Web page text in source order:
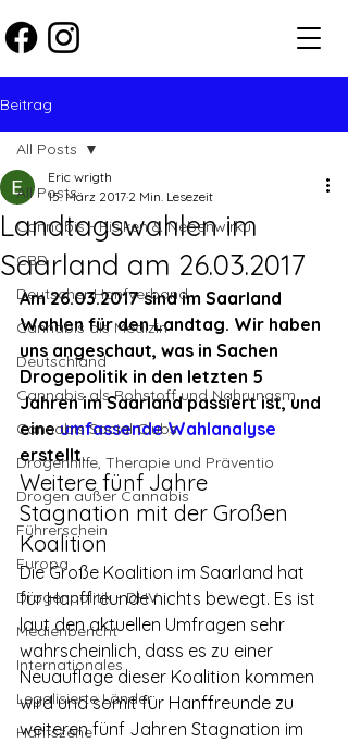
Beitrag
All Posts
Cannabis - Risiken & Nebenwirku
CBD
Deutscher Hanfverband
Cannabis als Medizin
Deutschland
Cannabis als Rohstoff und Nahrungsm
Cannabis Social Clubs
Drogenhilfe, Therapie und Präventio
Drogen außer Cannabis
Führerschein
Europa
Drogenpolitik - DHV
Medienbericht
Internationales
Legalisierte Länder
Hanfszene
All Posts
Landtagswahlen im
Saarland am 26.03.2017
Eric wrigth
15. März 2017 2 Min. Lesezeit
Am 26.03.2017 sind im Saarland
Wahlen für den Landtag. Wir haben
uns angeschaut, was in Sachen
Drogepolitik in den letzten 5
Jahren im Saarland passiert ist, und
eine umfassende Wahlanalyse
erstellt.
Weitere fünf Jahre
Stagnation mit der Großen
Koalition
Die Große Koalition im Saarland hat
für Hanffreunde nichts bewegt. Es ist
laut den aktuellen Umfragen sehr
wahrscheinlich, dass es zu einer
Neuauflage dieser Koalition kommen
wird und somit für Hanffreunde zu
weiteren fünf Jahren Stagnation im